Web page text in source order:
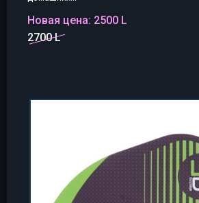
Новая цена: 2500 L
2700 L